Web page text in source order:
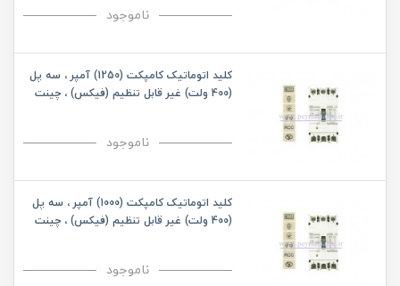
ناموجود
کلید اتوماتیک کامپکت (1250) آمپر ، سه پل
(400 ولت) غیر قابل تنظیم (فیکس) ، چینت
ناموجود
کلید اتوماتیک کامپکت (1000) آمپر ، سه پل
(400 ولت) غیر قابل تنظیم (فیکس) ، چینت
ناموجود